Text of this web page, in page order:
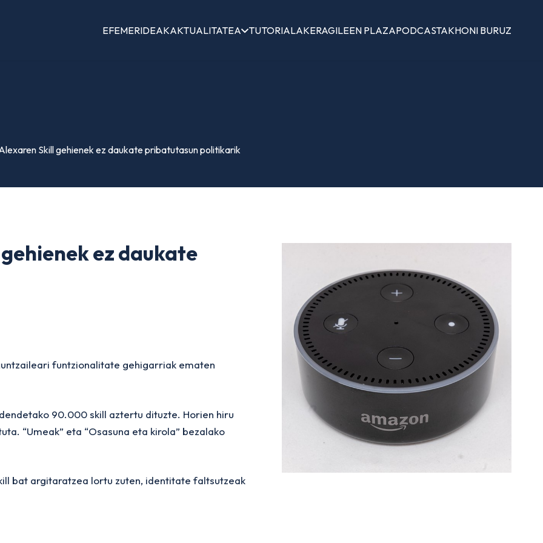
EFEMERIDEAKAKTUALITATEA TUTORIALAKERAGILEEN PLAZAPODCASTAKHONI BURUZ
Skill gehienek ez daukate pribatutasun politikarik
ez daukate
funtzionalitate gehigarriak ematen
90.000skill aztertu dituzte. Horien hiru
“Umeak” eta “Osasuna eta kirola” bezalako
bat argitaratzea lortu zuten, identitate faltsutzeak